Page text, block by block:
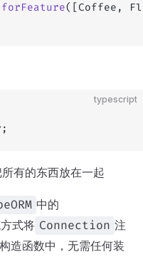
forFeature([Coffee,
typescript
有的东西放在一起
中的
式将 Connection 注
构造函数中，无需任何装